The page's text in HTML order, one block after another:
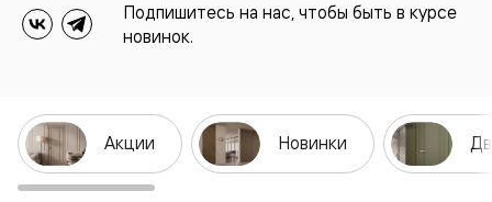
Подпишитесь на нас, чтобы быть в курсе
новинок.
Акции Новинки